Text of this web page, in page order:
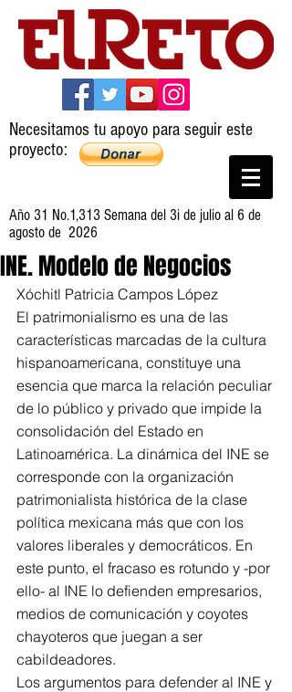
Necesitamos tu apoyo para seguir este
proyecto:
Año 31 No.1,313 Semana del 3i de julio al 6 de
agosto de 2026
INE. Modelo de Negocios
Xóchitl Patricia Campos López
El patrimonialismo es una de las
características marcadas de la cultura
hispanoamericana, constituye una
esencia que marca la relación peculiar
de lo público y privado que impide la
consolidación del Estado en
Latinoamérica. La dinámica del INE se
corresponde con la organización
patrimonialista histórica de la clase
política mexicana más que con los
valores liberales y democráticos. En
este punto, el fracaso es rotundo y -por
ello- al INE lo defienden empresarios,
medios de comunicación y coyotes
chayoteros que juegan a ser
cabildeadores.
Los argumentos para defender al INE y